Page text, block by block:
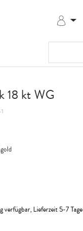
18 kt WG
verfügbar, Lieferzeit 5-7 Tage